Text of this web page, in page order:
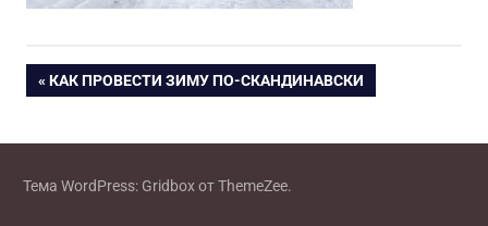
Навигация
по
записям
ПРЕДЫДУЩАЯ
КАК ПРОВЕСТИ ЗИМУ ПО-СКАНДИНАВСКИ
Тема WordPress: Gridbox от ThemeZee.